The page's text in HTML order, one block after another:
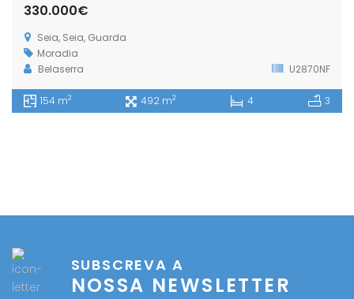
330.000€
Seia, Seia, Guarda
Moradia
Belaserra
U2870NF
154 m2 492 m2 4 3
SUBSCREVA A
NOSSA NEWSLETTER